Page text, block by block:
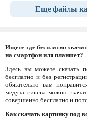
Еще файлы
Ищете где бесплатно
на смартфон или планшет?
Здесь вы можете скачать
бесплатно и без
обязательно вам
медуза синева можно
совершенно бесплатно и
Как скачать картинку под